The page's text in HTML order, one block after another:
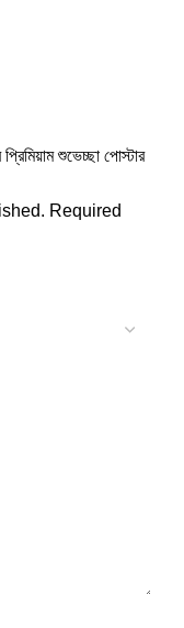
শুভেচ্ছা পোস্টার
Required